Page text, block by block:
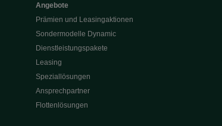
Angebote
Prämien und Leasingaktionen
Sondermodelle Dynamic
Dienstleistungspakete
Leasing
Speziallösungen
Ansprechpartner
Flottenlösungen